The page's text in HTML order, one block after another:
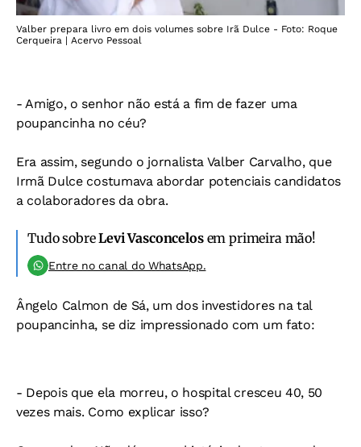
Valber prepara livro em dois volumes sobre Irã Dulce - Foto: Roque
Cerqueira | Acervo Pessoal
- Amigo, o senhor não está a fim de fazer uma
poupancinha no céu?
Era assim, segundo o jornalista Valber Carvalho, que
Irmã Dulce costumava abordar potenciais candidatos
a colaboradores da obra.
Tudo sobreLevi Vasconcelosem primeira mão!
Entre no canal do WhatsApp.
Ângelo Calmon de Sá, um dos investidores na tal
poupancinha, se diz impressionado com um fato:
- Depois que ela morreu, o hospital cresceu 40, 50
vezes mais. Como explicar isso?